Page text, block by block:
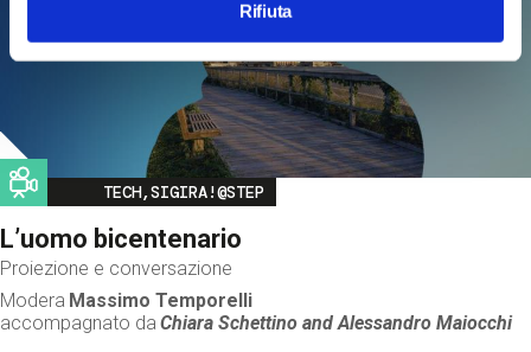
Rifiuta
Image
TECH,SIGIRA!@STEP
L’uomo bicentenario
Proiezione e conversazione
Modera Massimo Temporelli
accompagnato da Chiara Schettino andAlessandro Maiocchi